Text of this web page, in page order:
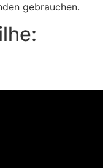
gebrauchen.